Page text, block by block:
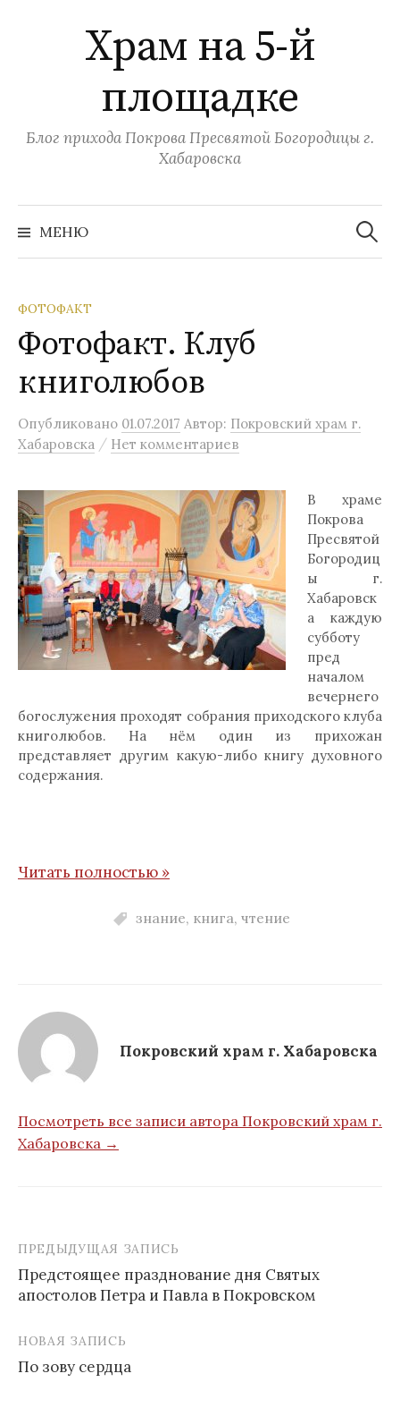
содержимомуХрам на 5-й
площадке
Блог прихода Покрова Пресвятой Богородицы г.
Хабаровска
МЕНЮ
Найти:
ФОТОФАКТ
Фотофакт. Клуб
книголюбов
Опубликовано 01.07.2017 Автор: Покровский храм г.
Хабаровска / Нет комментариев
В храме
Покрова
Пресвятой
Богородиц
ы г.
Хабаровск
а каждую
субботу
пред
началом
вечернего
богослужения проходят собрания приходского клуба
книголюбов. На нём один из прихожан
представляет другим какую-либо книгу духовного
содержания.
Читать полностью »
знание, книга, чтение
Покровский храм г. Хабаровска
Посмотреть все записи автора Покровский храм г.
Хабаровска →
Навигация
по
ПРЕДЫДУЩАЯ ЗАПИСЬ
Предстоящее празднование дня Святых
апостолов Петра и Павла в Покровском
НОВАЯ ЗАПИСЬ
По зову сердца